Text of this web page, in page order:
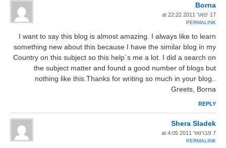
Borna
17 ינואר 2011 at 22:22
PERMALINK
I want to say this blog is almost amazing. I always like to learn
something new about this because I have the similar blog in my
Country on this subject so this help´s me a lot. I did a search on
the subject matter and found a good number of blogs but
nothing like this.Thanks for writing so much in your blog..
Greets, Borna
REPLY
Shera Sladek
7 פברואר 2011 at 4:05
PERMALINK